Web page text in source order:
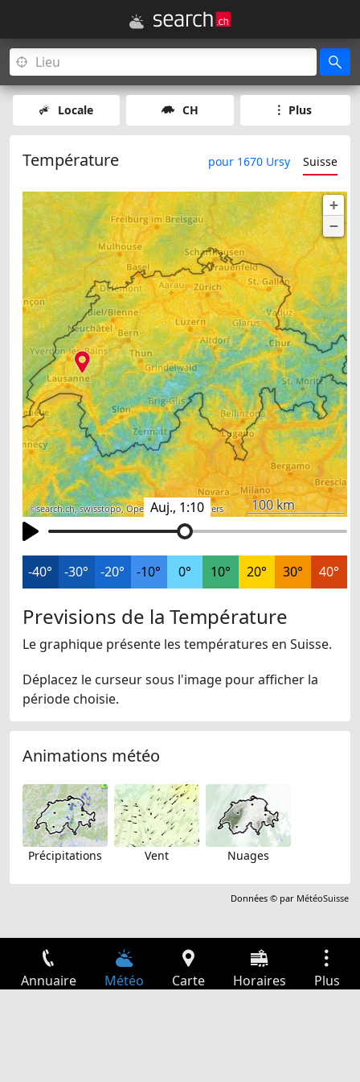
Locale CH Plus
Température pour 1670 Ursy Suisse
Auj., 1:10
+
−
©search.ch,swisstopo,OpenStreetMap, others 100 km
-40° -30° -20° -10° 0° 10° 20° 30° 40°
Previsions de la Température
Le graphique présente les températures en Suisse.
Déplacez le curseur sous l'image pour afficher la
période choisie.
Animations météo
Précipitations Vent Nuages
Données © par MétéoSuisse
Annuaire Météo Carte Horaires Plus